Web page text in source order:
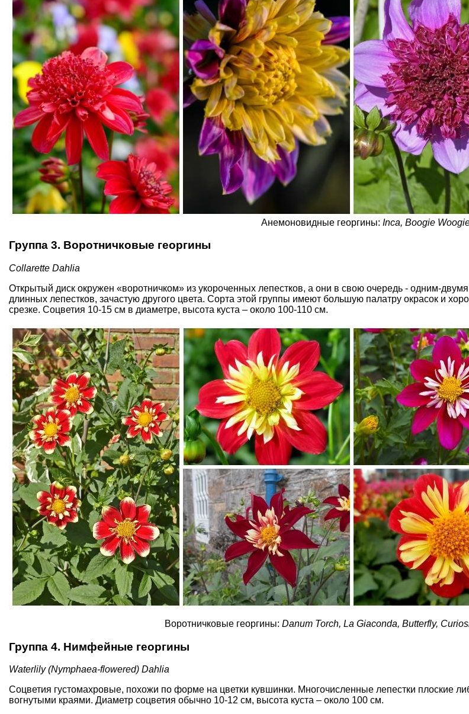
Анемоновидные георгины: Inca, Boogie
Группа 3. Воротничковые георгины
Collarette Dahlia
Открытый диск окружен «воротничком» из укороченных лепестков, а они в свою очередь - одним-
длинных лепестков, зачастую другого цвета. Сорта этой группы имеют большую палатру окрасок и
срезке. Соцветия 10-15 см в диаметре, высота куста – около 100-110 см.
Воротничковые георгины: Danum Torch, La Giaconda, Butterfly,
Группа 4. Нимфейные георгины
Waterlily (Nymphaea-flowered) Dahlia
Соцветия густомахровые, похожи по форме на цветки кувшинки. Многочисленные лепестки плоские
вогнутыми краями. Диаметр соцветия обычно 10-12 см, высота куста – около 100 см.